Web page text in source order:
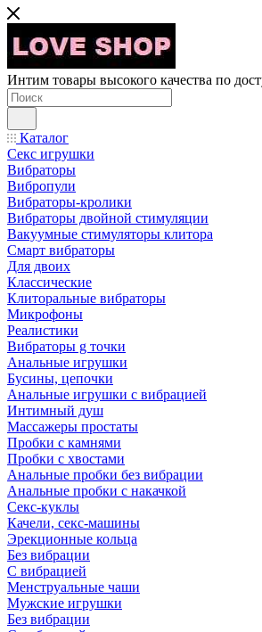
Интим товары высокого качества по
Каталог
Секс игрушки
Вибраторы
Вибропули
Вибраторы-кролики
Вибраторы двойной стимуляции
Вакуумные стимуляторы клитора
Смарт вибраторы
Для двоих
Классические
Клиторальные вибраторы
Микрофоны
Реалистики
Вибраторы g точки
Анальные игрушки
Бусины, цепочки
Анальные игрушки с вибрацией
Интимный душ
Массажеры простаты
Пробки с камнями
Пробки с хвостами
Анальные пробки без вибрации
Анальные пробки с накачкой
Секс-куклы
Качели, секс-машины
Эрекционные кольца
Без вибрации
С вибрацией
Менструальные чаши
Мужские игрушки
Без вибрации